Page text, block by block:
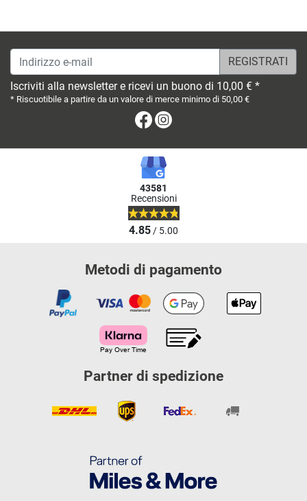
Indirizzo e-mail
Iscriviti alla newsletter e ricevi un buono di 10,00 € *
* Riscuotibile a partire da un valore di merce minimo di 50,00 €
Facebook
43581
Recensioni
4.85/ 5.00
Metodi di pagamento
Partner di spedizione